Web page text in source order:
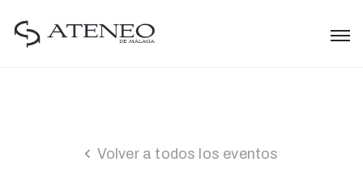
Volver a todos los eventos